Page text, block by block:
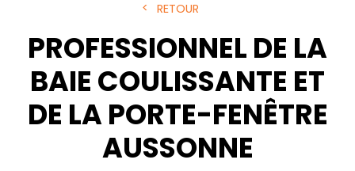
RETOUR
PROFESSIONNEL DE LA
BAIE COULISSANTE ET
DE LA PORTE-FENÊTRE
AUSSONNE